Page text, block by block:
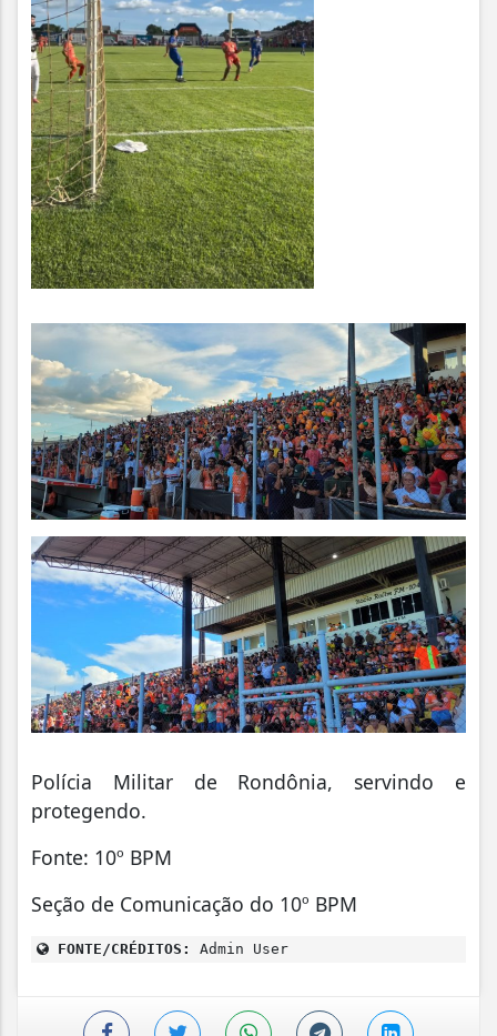
Polícia Militar de Rondônia, servindo e
protegendo.
Fonte: 10º BPM
Seção de Comunicação do 10º BPM
FONTE/CRÉDITOS: Admin User